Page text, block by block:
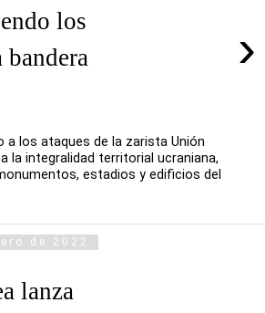
los
bandera
›
a los ataques de la zarista Unión
la integralidad territorial ucraniana,
estadios y edificios del
de 2022
lanza